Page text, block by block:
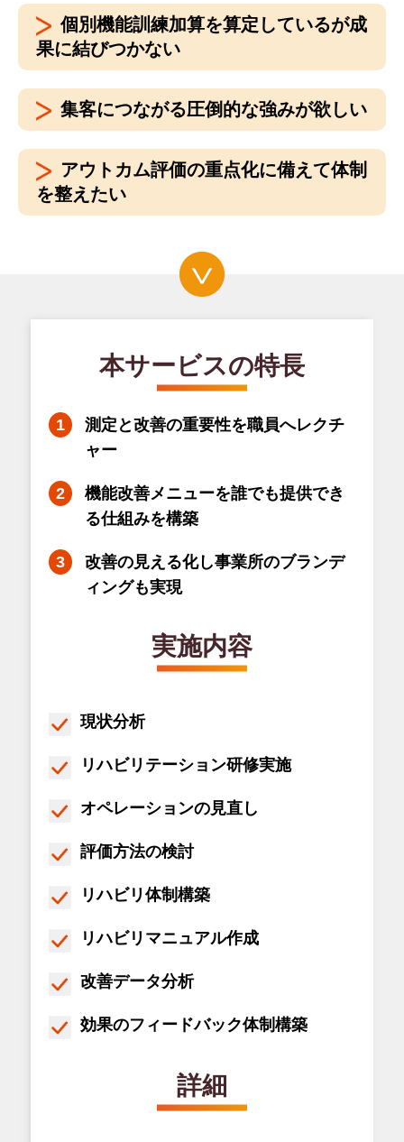
個別機能訓練加算を算定しているが成
果に結びつかない
集客につながる圧倒的な強みが欲しい
アウトカム評価の重点化に備えて体制
を整えたい
本サービスの特長
測定と改善の重要性を職員へレクチ
ャー
機能改善メニューを誰でも提供でき
る仕組みを構築
改善の見える化し事業所のブランデ
ィングも実現
実施内容
現状分析
リハビリテーション研修実施
オペレーションの見直し
評価方法の検討
リハビリ体制構築
リハビリマニュアル作成
改善データ分析
効果のフィードバック体制構築
詳細